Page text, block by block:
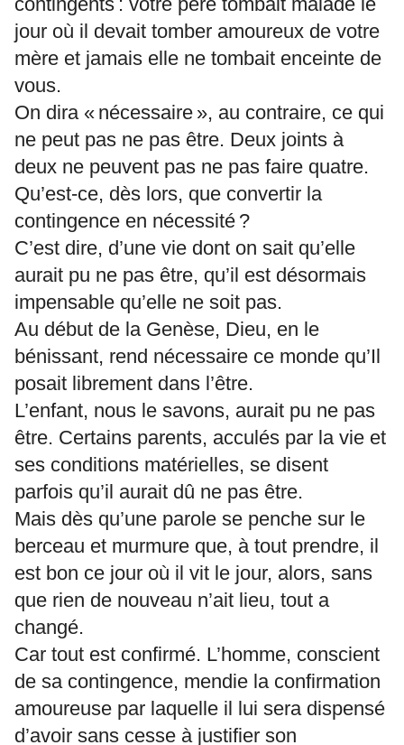
jour où il devait tomber amoureux de votre
mère et jamais elle ne tombait enceinte de
vous.
On dira « nécessaire », au contraire, ce qui
ne peut pas ne pas être. Deux joints à
deux ne peuvent pas ne pas faire quatre.
Qu’est-ce, dès lors, que convertir la
contingence en nécessité ?
C’est dire, d’une vie dont on sait qu’elle
aurait pu ne pas être, qu’il est désormais
impensable qu’elle ne soit pas.
Au début de la Genèse, Dieu, en le
bénissant, rend nécessaire ce monde qu’Il
posait librement dans l’être.
L’enfant, nous le savons, aurait pu ne pas
être. Certains parents, acculés par la vie et
ses conditions matérielles, se disent
parfois qu’il aurait dû ne pas être.
Mais dès qu’une parole se penche sur le
berceau et murmure que, à tout prendre, il
est bon ce jour où il vit le jour, alors, sans
que rien de nouveau n’ait lieu, tout a
changé.
Car tout est confirmé. L’homme, conscient
de sa contingence, mendie la confirmation
amoureuse par laquelle il lui sera dispensé
d’avoir sans cesse à justifier son